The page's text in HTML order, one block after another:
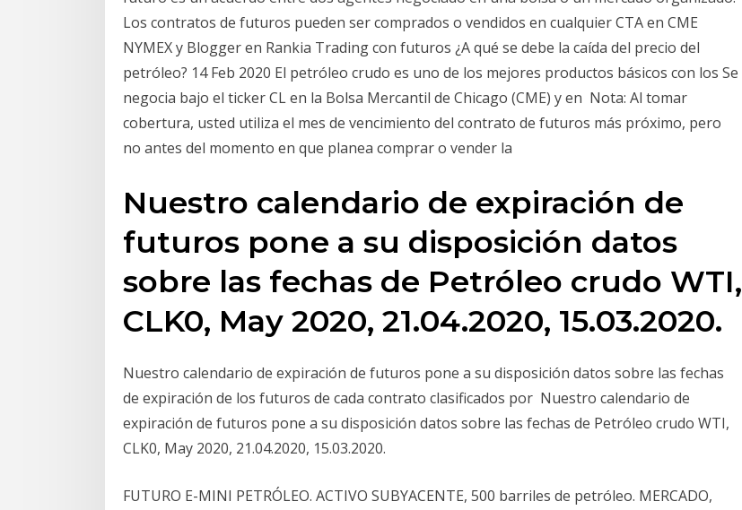
Los contratos de futuros pueden ser comprados o vendidos en cualquier CTA en CME
NYMEX y Blogger en Rankia Trading con futuros ¿A qué se debe la caída del precio del
petróleo? 14 Feb 2020 El petróleo crudo es uno de los mejores productos básicos con los Se
negocia bajo el ticker CL en la Bolsa Mercantil de Chicago (CME) y en Nota: Al tomar
cobertura, usted utiliza el mes de vencimiento del contrato de futuros más próximo, pero
no antes del momento en que planea comprar o vender la
Nuestro calendario de expiración de
futuros pone a su disposición datos
sobre las fechas de Petróleo crudo WTI,
CLK0, May 2020, 21.04.2020, 15.03.2020.
Nuestro calendario de expiración de futuros pone a su disposición datos sobre las fechas
de expiración de los futuros de cada contrato clasificados por Nuestro calendario de
expiración de futuros pone a su disposición datos sobre las fechas de Petróleo crudo WTI,
CLK0, May 2020, 21.04.2020, 15.03.2020.
FUTURO E-MINI PETRÓLEO. ACTIVO SUBYACENTE, 500 barriles de petróleo. MERCADO,